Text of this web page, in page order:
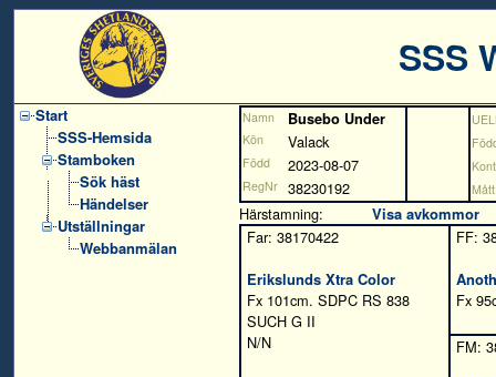
SSS
Start
SSS-Hemsida
Stamboken
Sök häst
Händelser
Utställningar
Webbanmälan
Namn Busebo Under
Kön Valack
Född 2023-08-07
RegNr 38230192
Mått
Härstamning:
Visa avkommor
Far: 38170422
Erikslunds Xtra Color
Fx 101cm. SDPC RS 838
SUCH G II
N/N
FF:
Fx
FM: